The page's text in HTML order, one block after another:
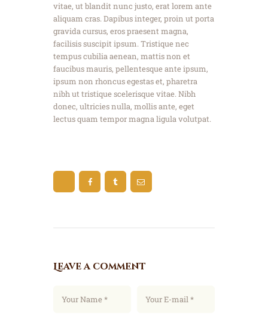
vitae, ut blandit nunc justo, erat lorem ante
aliquam cras. Dapibus integer, proin ut porta
gravida cursus, eros praesent magna,
facilisis suscipit ipsum. Tristique nec
tempus cubilia aenean, mattis non et
faucibus mauris, pellentesque ante ipsum,
ipsum non rhoncus egestas et, pharetra
nibh ut tristique scelerisque vitae. Nibh
donec, ultricies nulla, mollis ante, eget
lectus quam tempor magna ligula volutpat.
Leave a comment